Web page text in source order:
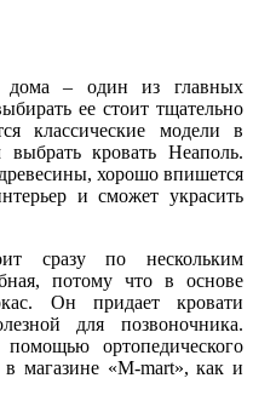
дома – один из главных
ее стоит тщательно
классические модели в
кровать Неаполь.
хорошо впишется
и сможет украсить
сразу по нескольким
потому что в основе
Он придает кровати
для позвоночника.
ортопедического
магазине «M-mart», как и